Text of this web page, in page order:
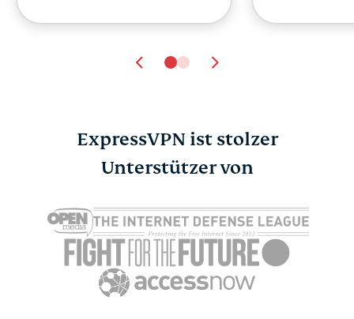
Safari-Inhaltsblocker
2025: Wie
und
Meinung?
ExpressVPN ist stolzer
Unterstützer von